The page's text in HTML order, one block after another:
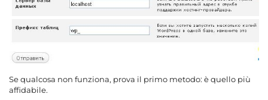
Se qualcosa non funziona, prova il primo metodo: è quello più
affidabile.